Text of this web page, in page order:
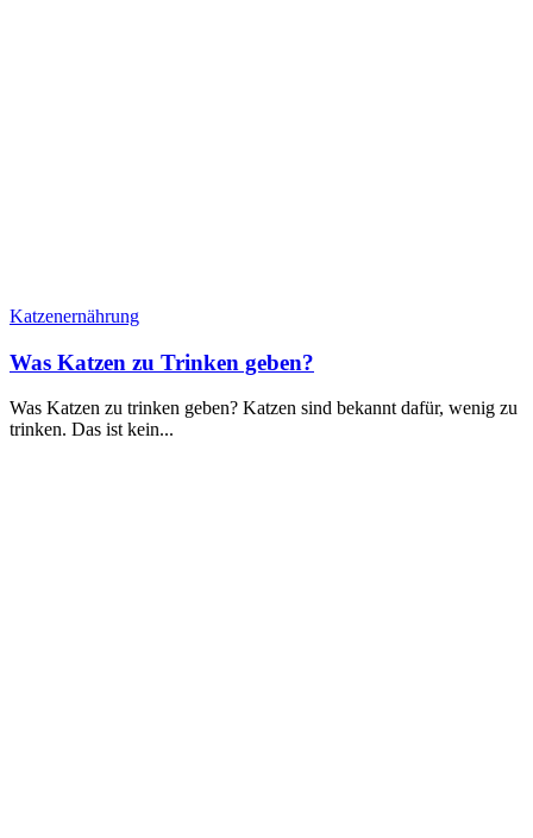
Katzenernährung
Was Katzen zu Trinken geben?
Was Katzen zu trinken geben? Katzen sind bekannt dafür, wenig zu
trinken. Das ist kein...